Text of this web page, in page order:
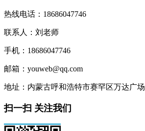
热线电话：18686047746
联系人：刘老师
手机：18686047746
邮箱：youweb@qq.com
地址：内蒙古呼和浩特市赛罕区万达广场
扫一扫 关注我们